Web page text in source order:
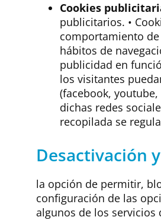
Cookies
publicitarios. •
comportamiento
hábitos de
publicidad en
los visitantes
(facebook,
dichas redes
recopilada se
Desactivación
la opción de permitir,
configuración de las
algunos de los